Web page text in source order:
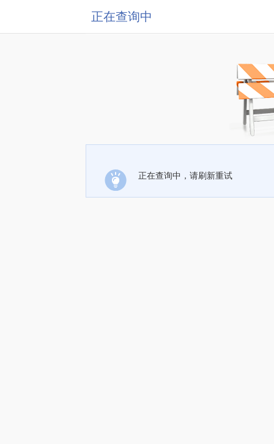
正在查询中
正在查询中，请刷新重试